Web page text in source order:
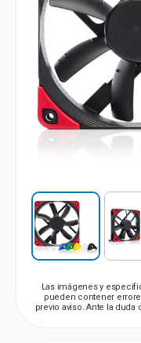
Las imágenes y
pueden contener
previo aviso. Ante la